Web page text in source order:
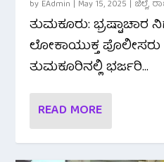
by EAdmin | May 15, 2025 | ಜಿಲ್ಲೆ,
ತುಮಕೂರು: ಭ್ರಷ್ಟಾಚಾರ
ಲೋಕಾಯುಕ್ತ ಪೊಲೀಸರು
ತುಮಕೂರಿನಲ್ಲಿ ಭರ್ಜರಿ...
READ MORE